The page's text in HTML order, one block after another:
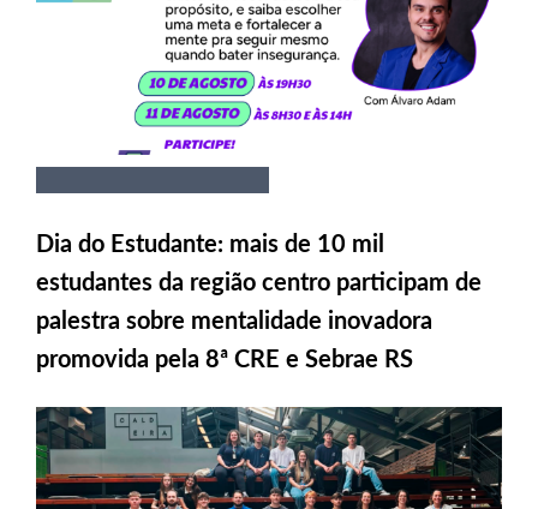
Dia do Estudante: mais de 10 mil
estudantes da região centro participam de
palestra sobre mentalidade inovadora
promovida pela 8ª CRE e Sebrae RS